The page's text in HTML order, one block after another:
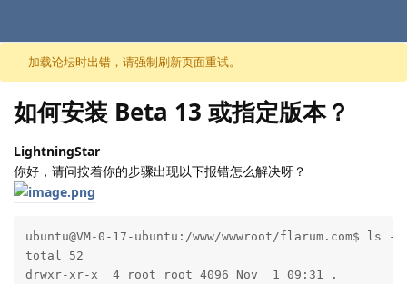
跳至内容
加载论坛时出错，请强制刷新页面重试。
如何安装 Beta 13 或指定版本？
LightningStar
你好，请问按着你的步骤出现以下报错怎么解决呀？
ubuntu@VM-0-17-ubuntu:/www/wwwroot/flarum.com$ ls -
total 52
drwxr-xr-x  4 root root 4096 Nov  1 09:31 .